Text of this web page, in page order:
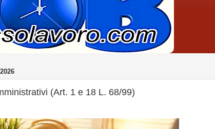
(Art. 1 e 18 L. 68/99)